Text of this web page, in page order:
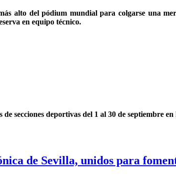
alto del pódium mundial para colgarse una
en equipo técnico.
secciones deportivas del 1 al 30 de septiembre
de Sevilla, unidos para